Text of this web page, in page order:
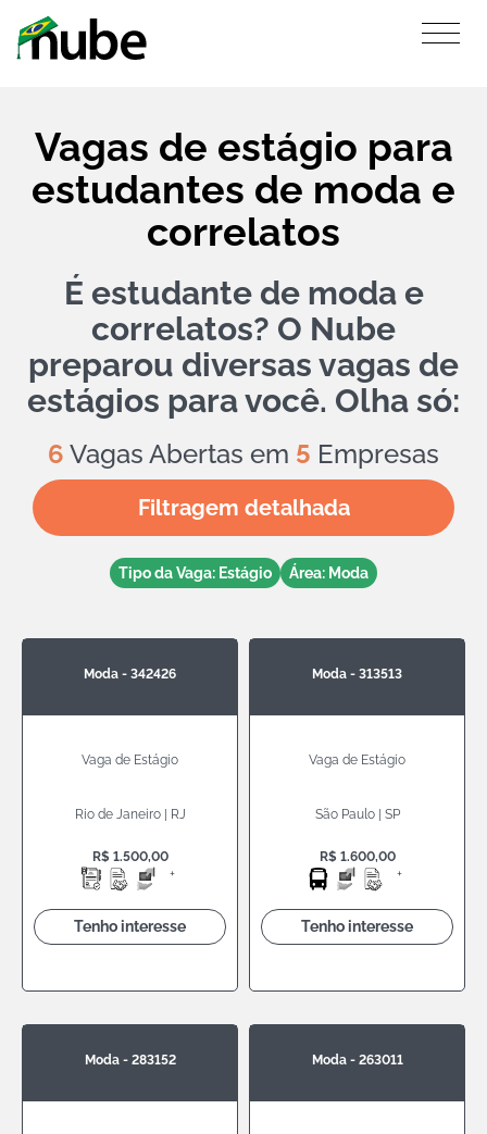
Vagas de estágio para
estudantes de moda e
correlatos
É estudante de moda e
correlatos? O Nube
preparou diversas vagas de
estágios para você. Olha só:
6 Vagas Abertas em 5 Empresas
Filtragem detalhada
Tipo da Vaga: Estágio Área: Moda
Moda - 342426
Vaga de Estágio
Rio de Janeiro | RJ
R$ 1.500,00
+
Tenho interesse
Moda - 313513
Vaga de Estágio
São Paulo | SP
R$ 1.600,00
+
Tenho interesse
Moda - 283152 Moda - 263011